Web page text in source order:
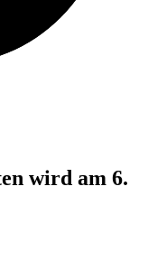
wird am 6.